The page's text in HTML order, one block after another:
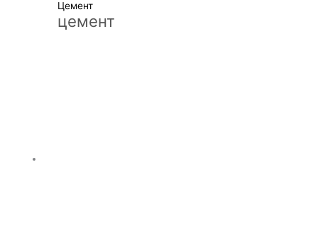
Цемент
цемент